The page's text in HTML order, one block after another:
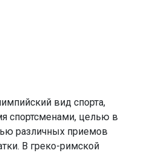
вид спорта,
спортсменами, целью в
различных приемов
В греко-римской